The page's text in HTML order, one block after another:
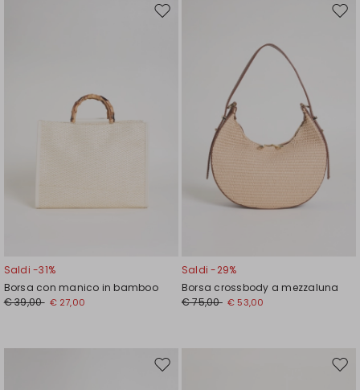
Sposta
Saldi -31%
Borsa con manico in bamboo
€ 39,00 € 27,00
Saldi -29%
Borsa crossbody a mezzaluna
€ 75,00 € 53,00
Sposta